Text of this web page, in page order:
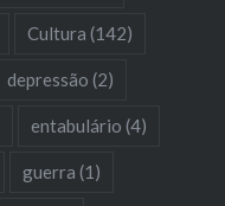
Cultura (142)
depressão (2)
entabulário (4)
guerra (1)